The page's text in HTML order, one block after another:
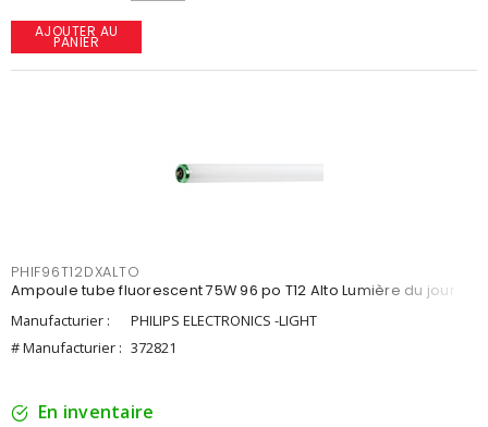
AJOUTER AU
PANIER
PHIF96T12DXALTO
Ampoule tube fluorescent 75W 96 po T12 Alto Lumière du jour
Manufacturier :
PHILIPS ELECTRONICS -LIGHT
# Manufacturier : 372821
En inventaire